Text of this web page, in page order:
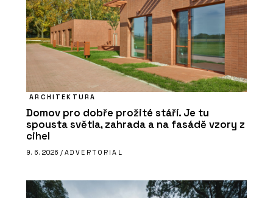
ARCHITEKTURA
Domov pro dobře prožité stáří. Je tu
spousta světla, zahrada a na fasádě vzory z
cihel
9. 6. 2026 / ADVERTORIAL